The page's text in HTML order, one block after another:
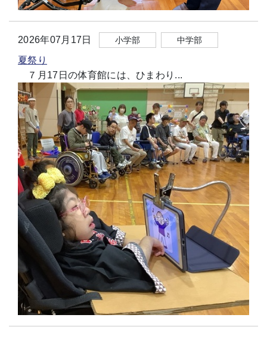
2026年07月17日 小学部 中学部
夏祭り
７月17日の体育館には、ひまわり...